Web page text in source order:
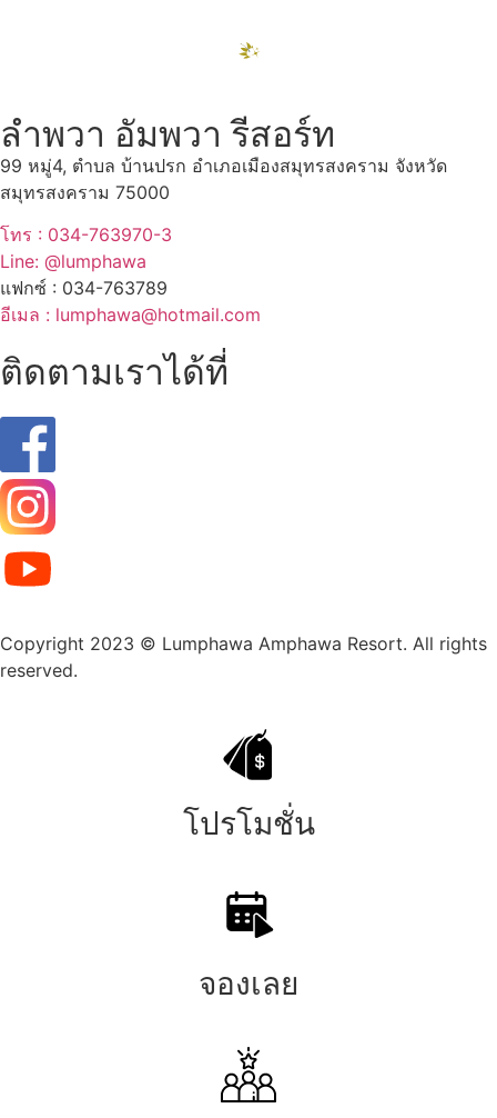
ลำพวา อัมพวา รีสอร์ท
99 หมู่4, ตำบล บ้านปรก อำเภอเมืองสมุทรสงคราม จังหวัด
สมุทรสงคราม 75000
โทร : 034-763970-3
Line: @lumphawa
แฟกซ์ : 034-763789
อีเมล : lumphawa@hotmail.com
ติดตามเราได้ที่
Copyright 2023 © Lumphawa Amphawa Resort. All rights
reserved.
โปรโมชั่น
จองเลย